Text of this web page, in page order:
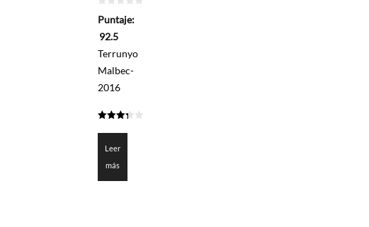
de
Puntaje:
92.5
Terrunyo
Malbec-
2016
de 5
Leer
más